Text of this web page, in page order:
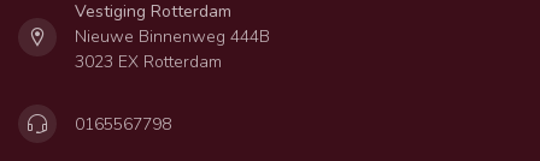
Vestiging Rotterdam
Nieuwe Binnenweg 444B
3023 EX Rotterdam
0165567798